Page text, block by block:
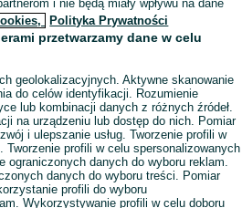
i nie będą miały wpływu na dane
Polityka Prywatności
przetwarzamy dane w celu
geolokalizacyjnych. Aktywne skanowanie
do celów identyfikacji. Rozumienie
lub kombinacji danych z różnych źródeł.
na urządzeniu lub dostęp do nich. Pomiar
i ulepszanie usług. Tworzenie profili w
Tworzenie profili w celu spersonalizowanych
ograniczonych danych do wyboru reklam.
danych do wyboru treści. Pomiar
profili do wyboru
Wykorzystywanie profili w celu doboru